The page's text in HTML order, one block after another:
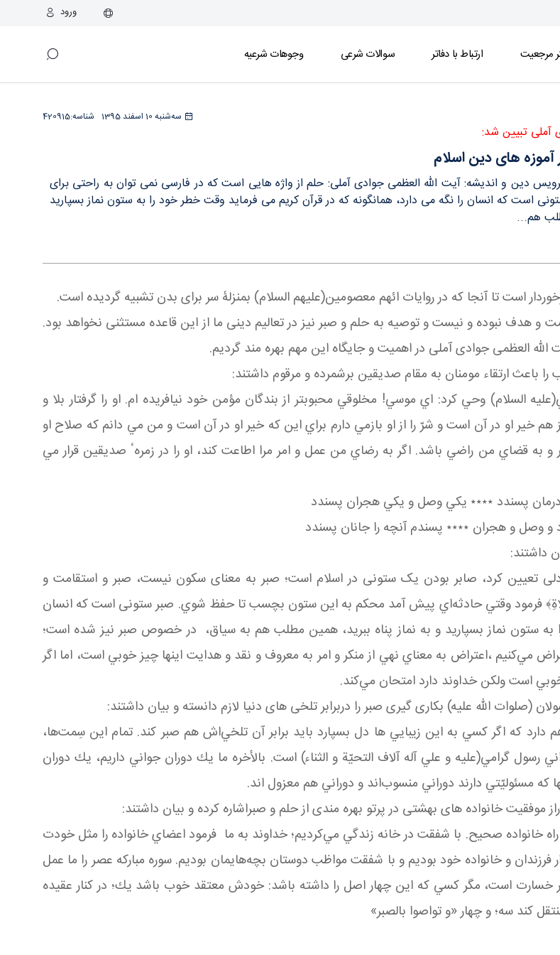
ورود
مرجعیت ارتباط با دفاتر سوالات شرعی وجوهات شرعیه
سه‌شنبه 10 اسفند 1395 420915شناسه:
آملی تبیین شد:
های دین اسلام
دین و اندیشه: آیت الله العظمی جوادی آملی: حلم از واژه هایی است که در فارسی نمی توان به راحتی برای
است که انسان را نگه می دارد، همانگونه که در قرآن کریم می فرماید وقت خطر خود را به ستون نماز بسپارید
هم...
است تا آنجا که در روایات ائهم معصومین(علیهم السلام) بمنزلۀ سر برای بدن تشبیه گردیده است.
و هدف نبوده و نیست و توصیه به حلم و صبر نیز در تعالیم دینی ما از این قاعده مستثنی نخواهد بود.
العظمی جوادی آملی در اهمیت و جایگاه این مهم بهره مند گردیم.
باعث ارتقاء مومنان به مقام صدیقین برشمرده و مرقوم داشتند:
السلام) وحي كرد: اي موسي! مخلوقي محبوبتر از بندگان مؤمن خود نيافريده ام. او را گرفتار بلا و
او در آن است و شرّ را از او بازمي دارم براي اين كه خير او در آن است و من مي دانم كه صلاح او
قضاي من راضي باشد. اگر به رضاي من عمل و امر مرا اطاعت كند، او را در زمرهٴ صديقين قرار مي
پسندد ٭٭٭٭ يكي وصل و يكي هجران پسندد
و وصل و هجران ٭٭٭٭ پسندم آنچه را جانان پسندد
داشتند:
تعیین کرد، صابر بودن یک ستونی در اسلام است؛ صبر به معنای سکون نیست، صبر و استقامت و
فرمود وقتي حادثه‌اي پيش آمد محكم به اين ستون بچسب تا حفظ شوي. صبر ستونی است که انسان
به ستون نماز بسپارید و به نماز پناه ببرید، همین مطلب هم به سیاق، در خصوص صبر نیز شده است؛
مي‌كنيم ،اعتراض به معناي نهي از منكر و امر به معروف و نقد و هدايت اينها چيز خوبي است، اما اگر
است ولکن خداوند دارد امتحان مي‌كند.
(صلوات الله علیه) بکاری گیری صبر را دربرابر تلخی های دنیا لازم دانسته و بیان داشتند:
که اگر كسي به اين زيبايي ها دل بسپارد بايد برابر آن تلخي‌اش هم صبر كند. تمام اين سِمت‌ها،
گرامي(عليه و علي آله آلاف التحيّة و الثناء) است. بالأخره ما يك دوران جواني داريم، يك دوران
مسئوليّتي دارند دوراني منسوب‌‌اند و دوراني هم معزول اند.
خانواده های بهشتی در پرتو بهره مندی از حلم و صبراشاره کرده و بیان داشتند:
راه خانواده صحيح. با شفقت در خانه زندگي مي‌كرديم؛ خداوند به ما فرمود اعضاي خانواده را مثل خودت
و خانواده خود بوديم و با شفقت مواظب دوستان بچه‌هايمان بوديم. سوره مباركه عصر را ما عمل
خسارت است، مگر كسي كه اين چهار اصل را داشته باشد: خودش معتقد خوب باشد يك؛ در كنار عقيده
كند سه؛ و چهار «و تواصوا بالصبر»